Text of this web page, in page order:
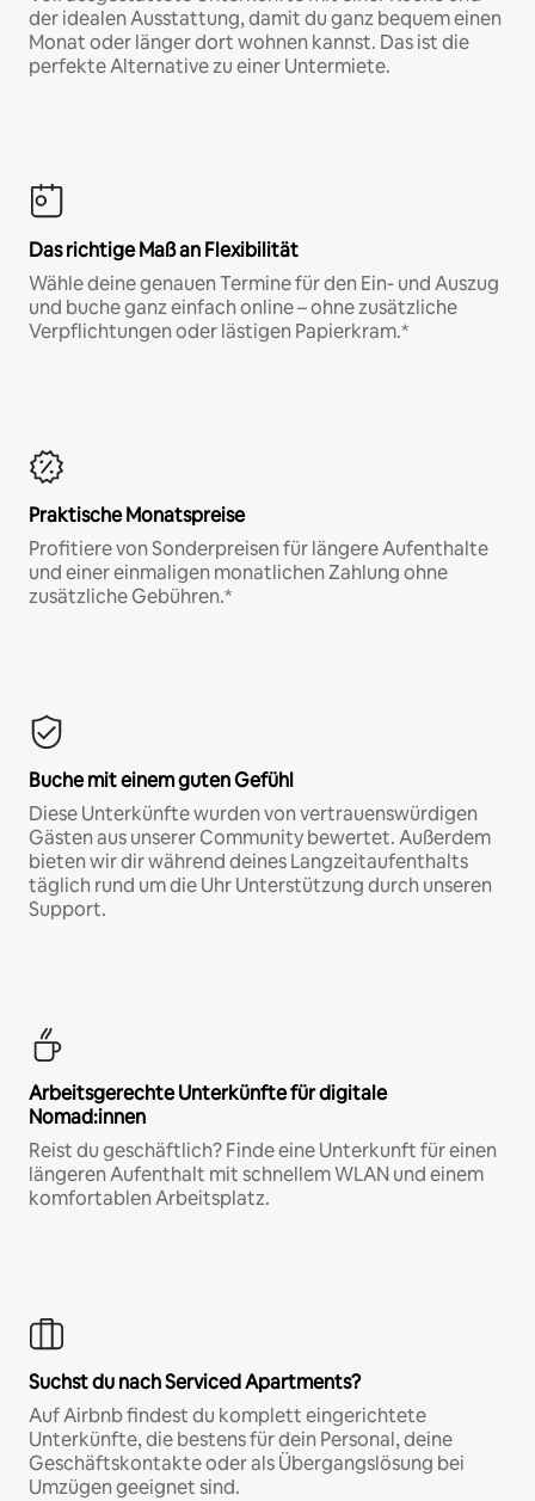
der idealen Ausstattung, damit du ganz bequem einen
Monat oder länger dort wohnen kannst. Das ist die
perfekte Alternative zu einer Untermiete.
Das richtige Maß an Flexibilität
Wähle deine genauen Termine für den Ein- und Auszug
und buche ganz einfach online – ohne zusätzliche
Verpflichtungen oder lästigen Papierkram.*
Praktische Monatspreise
Profitiere von Sonderpreisen für längere Aufenthalte
und einer einmaligen monatlichen Zahlung ohne
zusätzliche Gebühren.*
Buche mit einem guten Gefühl
Diese Unterkünfte wurden von vertrauenswürdigen
Gästen aus unserer Community bewertet. Außerdem
bieten wir dir während deines Langzeitaufenthalts
täglich rund um die Uhr Unterstützung durch unseren
Support.
Arbeitsgerechte Unterkünfte für digitale
Nomad:innen
Reist du geschäftlich? Finde eine Unterkunft für einen
längeren Aufenthalt mit schnellem WLAN und einem
komfortablen Arbeitsplatz.
Suchst du nach Serviced Apartments?
Auf Airbnb findest du komplett eingerichtete
Unterkünfte, die bestens für dein Personal, deine
Geschäftskontakte oder als Übergangslösung bei
Umzügen geeignet sind.